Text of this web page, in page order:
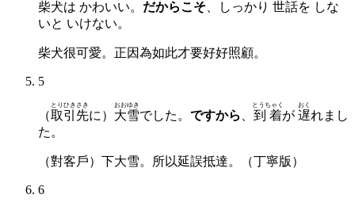
柴犬は かわいい。 だからこそ、しっかり 世話を しな
いと いけない。
柴犬很可愛。正因為如此才要好好照顧。
5
（取引先
とりひきさき
に） 大雪
おおゆき
でした。 ですから 、 到着
とうちゃく
が 遅
おく
れまし
た。
（對客戶）下大雪。所以延誤抵達。（丁寧版）
6